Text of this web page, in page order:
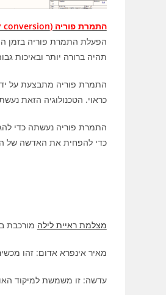
התמרת פוריה (Fury conversion) באלקטרואופטיקה
הפעלת התמרת פוריה בזמן
תהיה ברורה יותר ובאיכות
התמרת פוריה מתבצעת על
כראוי. הטכנולוגיה הזאת
התמרת פוריה נעשתה כדי
כדי להפחית את האדשה של
מצלמת ראיית לילה מורכבת
מאיר אינפרא אדום: זהו
עדשה: זו משמשת למיקוד